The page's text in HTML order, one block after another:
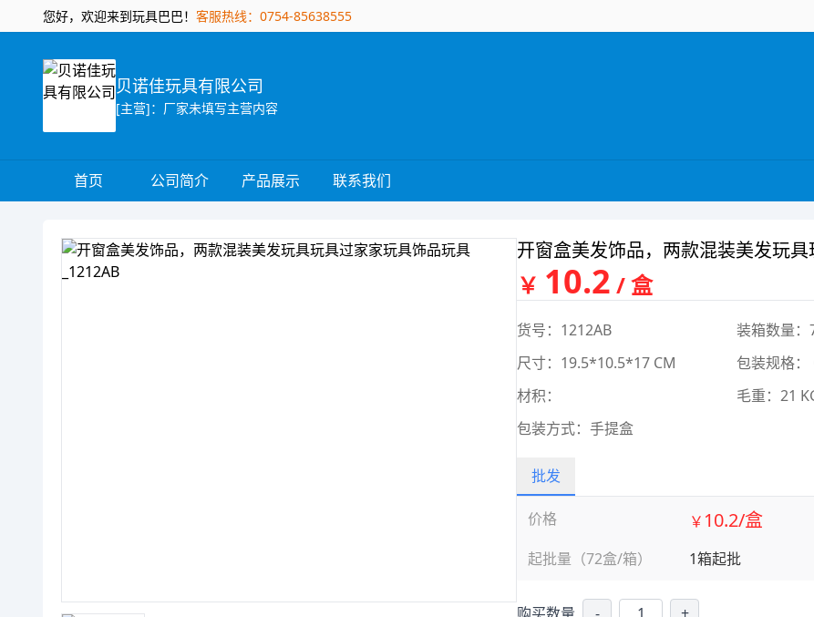
您好，欢迎来到玩具巴巴！ 客服热线：0754-85638555
贝诺佳玩具有限公司
[主营]：厂家未填写主营内容
首页 公司简介 产品展示 联系我们
开窗盒美发饰品，两款混装美发玩
￥ 10.2 / 盒
货号：1212AB 装箱数量：
尺寸：19.5*10.5*17 CM
包装规格：
材积：
毛重：21
包装方式：手提盒
批发
价格
起批量（72盒/箱）
￥ 10.2/盒
1箱起批